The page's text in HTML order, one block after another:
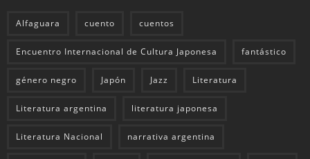
Alfaguara cuento cuentos
Encuentro Internacional de Cultura Japonesa fantástico
género negro Japón Jazz Literatura
Literatura argentina literatura japonesa
Literatura Nacional narrativa argentina